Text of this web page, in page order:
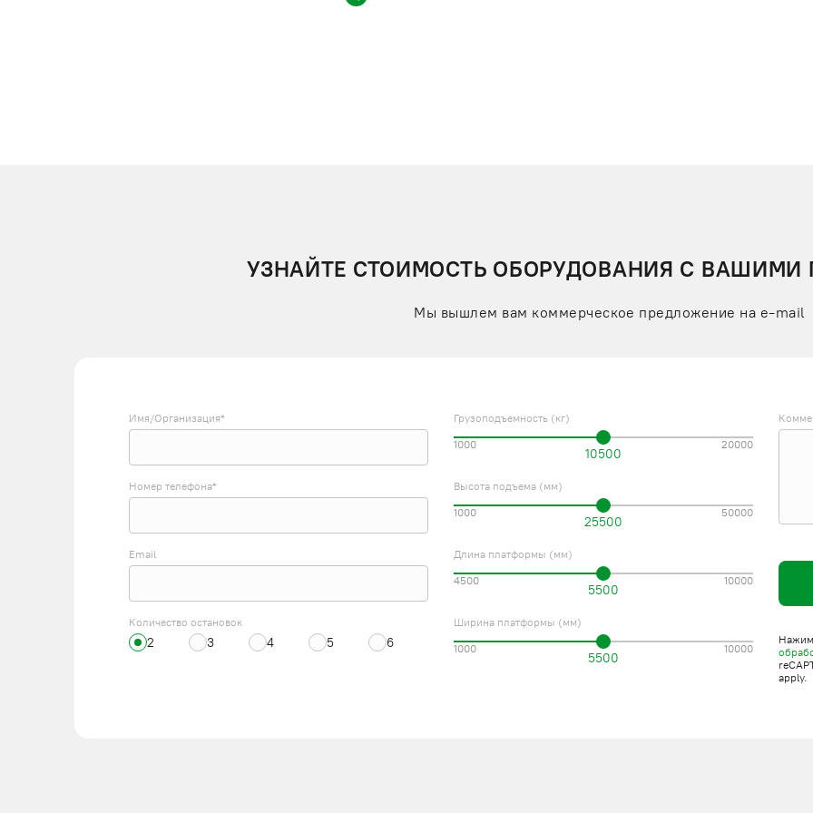
УЗНАЙТЕ СТОИМОСТЬ ОБОРУДОВАНИЯ С ВАШИМИ
Мы вышлем вам коммерческое предложение на e-mail
Имя/Организация*
Номер телефона*
Email
Количество остановок
2 3 4 5 6
Грузоподъемность (кг)
10500
1000 20000
Высота подъема (мм)
25500
1000 50000
Длина платформы (мм)
5500
4500 10000
Ширина платформы (мм)
5500
1000 10000
apply.